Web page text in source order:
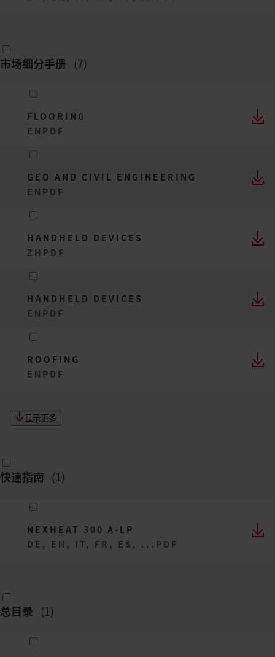
市场细分手册 (7)
FLOORING
EN PDF
GEO AND CIVIL ENGINEERING
EN PDF
HANDHELD DEVICES
ZH PDF
HANDHELD DEVICES
EN PDF
ROOFING
EN PDF
显示更多
快速指南 (1)
NEXHEAT 300 A-LP
DE, EN, IT, FR, ES, ... PDF
总目录 (1)